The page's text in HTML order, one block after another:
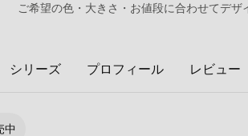
ご希望の色・大きさ・お値段に合わせてデザ
シリーズ プロフィール レビュー
中